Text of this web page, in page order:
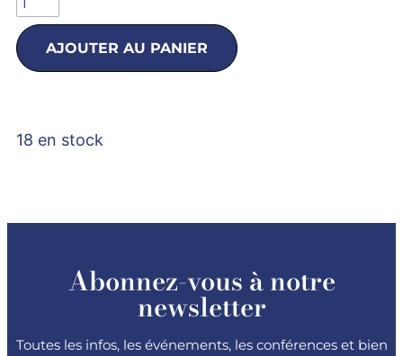
AJOUTER AU PANIER
18 en stock
Abonnez-vous à notre
newsletter
Toutes les infos, les événements, les conférences et bien